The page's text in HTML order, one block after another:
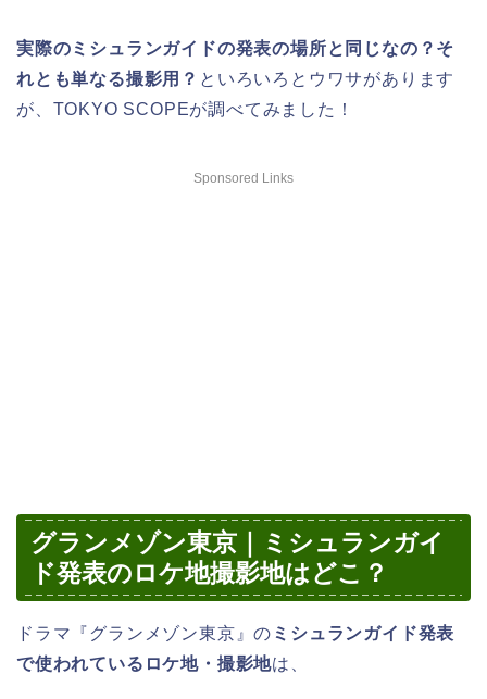
実際のミシュランガイドの発表の場所と同じなの？そ
れとも単なる撮影用？ といろいろとウワサがあります
が、TOKYO SCOPEが調べてみました！
Sponsored Links
グランメゾン東京｜ミシュランガイ
ド発表のロケ地撮影地はどこ？
ドラマ『グランメゾン東京』の ミシュランガイド発表
で使われているロケ地・撮影地は、